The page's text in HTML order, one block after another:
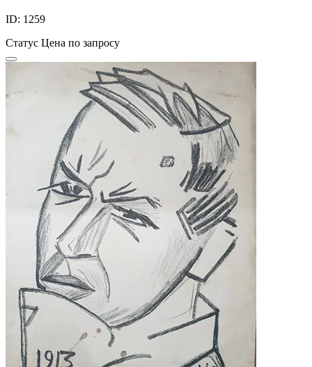
ID: 1259
Статус Цена по запросу